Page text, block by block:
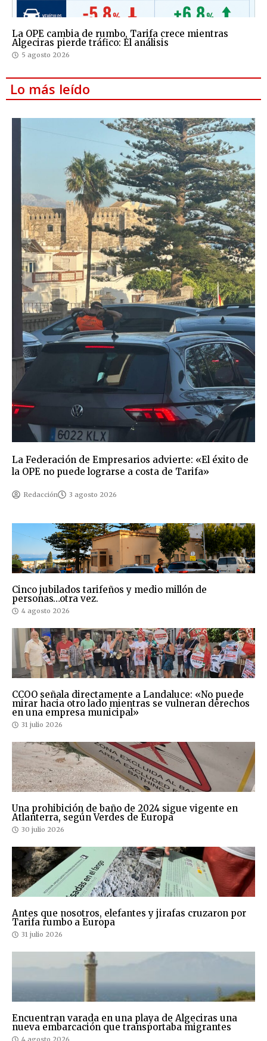
La OPE cambia de rumbo, Tarifa crece mientras
Algeciras pierde tráfico: El análisis
5 agosto 2026
Lo más leído
La Federación de Empresarios advierte: «El éxito de
la OPE no puede lograrse a costa de Tarifa»
Redacción 3 agosto 2026
Cinco jubilados tarifeños y medio millón de
personas…otra vez.
4 agosto 2026
CCOO señala directamente a Landaluce: «No puede
mirar hacia otro lado mientras se vulneran derechos
en una empresa municipal»
31 julio 2026
Una prohibición de baño de 2024 sigue vigente en
Atlanterra, según Verdes de Europa
30 julio 2026
Antes que nosotros, elefantes y jirafas cruzaron por
Tarifa rumbo a Europa
31 julio 2026
Encuentran varada en una playa de Algeciras una
nueva embarcación que transportaba migrantes
4 agosto 2026